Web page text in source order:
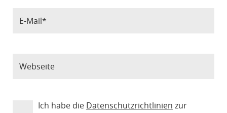
Ich habe die Datenschutzrichtlinien zur